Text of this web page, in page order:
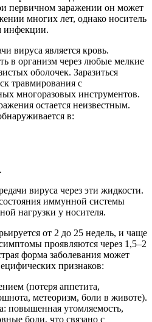
первичном заражении он может
многих лет, однако носитель
инфекции.
вируса является кровь.
в организм через любые мелкие
оболочек. Заразиться
травмирования с
многоразовых инструментов.
остается неизвестным.
в:
вируса через эти жидкости.
иммунной системы
нагрузки у носителя.
от 2 до 25 недель, и чаще
проявляются через 1,5–2
форма заболевания может
признаков:
(потеря аппетита,
метеоризм, боли в животе).
повышенная утомляемость,
боли, что связано с